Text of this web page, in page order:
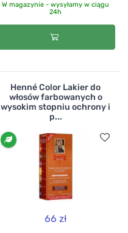
W magazynie - wysyłamy w ciągu
24h
Henné Color Lakier do
włosów farbowanych o
wysokim stopniu ochrony i
p...
66 zł